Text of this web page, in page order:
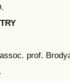
prof.